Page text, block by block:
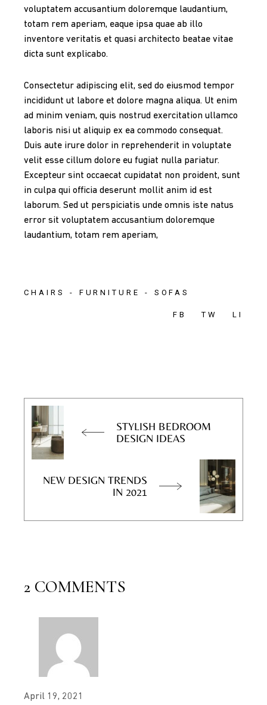
voluptatem accusantium doloremque laudantium,
totam rem aperiam, eaque ipsa quae ab illo
inventore veritatis et quasi architecto beatae vitae
dicta sunt explicabo.
Consectetur adipiscing elit, sed do eiusmod tempor
incididunt ut labore et dolore magna aliqua. Ut enim
ad minim veniam, quis nostrud exercitation ullamco
laboris nisi ut aliquip ex ea commodo consequat.
Duis aute irure dolor in reprehenderit in voluptate
velit esse cillum dolore eu fugiat nulla pariatur.
Excepteur sint occaecat cupidatat non proident, sunt
in culpa qui officia deserunt mollit anim id est
laborum. Sed ut perspiciatis unde omnis iste natus
error sit voluptatem accusantium doloremque
laudantium, totam rem aperiam,
CHAIRS FURNITURE SOFAS
FB TW LI
STYLISH BEDROOM
DESIGN IDEAS
NEW DESIGN TRENDS
IN 2021
2 COMMENTS
April 19, 2021